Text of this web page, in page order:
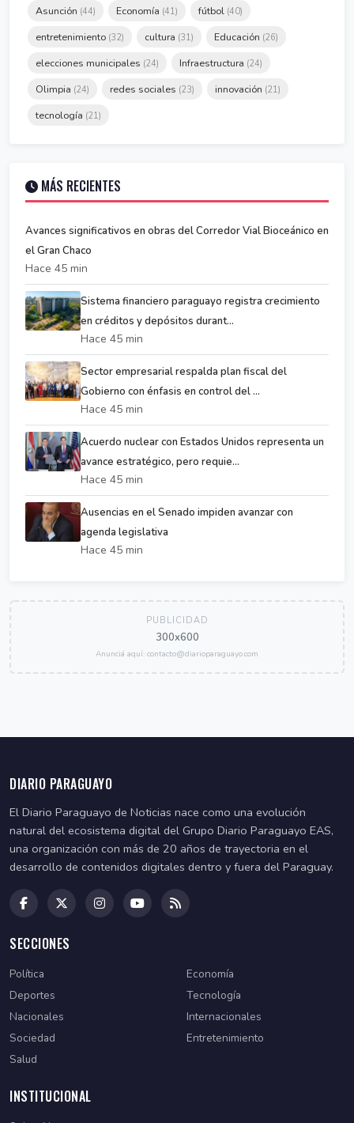
Asunción (44) Economía (41) fútbol (40)
entretenimiento (32) cultura (31) Educación (26)
elecciones municipales (24) Infraestructura (24)
Olimpia (24) redes sociales (23) innovación (21)
tecnología (21)
MÁS RECIENTES
Avances significativos en obras del Corredor Vial Bioceánico en
el Gran Chaco
Hace 45 min
Sistema financiero paraguayo registra crecimiento
en créditos y depósitos durant...
Hace 45 min
Sector empresarial respalda plan fiscal del
Gobierno con énfasis en control del ...
Hace 45 min
Acuerdo nuclear con Estados Unidos representa un
avance estratégico, pero requie...
Hace 45 min
Ausencias en el Senado impiden avanzar con
agenda legislativa
Hace 45 min
PUBLICIDAD
300x600
Anunciá aquí: contacto@diarioparaguayo.com
DIARIO PARAGUAYO
El Diario Paraguayo de Noticias nace como una evolución
natural del ecosistema digital del Grupo Diario Paraguayo EAS,
una organización con más de 20 años de trayectoria en el
desarrollo de contenidos digitales dentro y fuera del Paraguay.
SECCIONES
Política
Economía
Deportes
Tecnología
Nacionales
Internacionales
Sociedad
Entretenimiento
Salud
INSTITUCIONAL